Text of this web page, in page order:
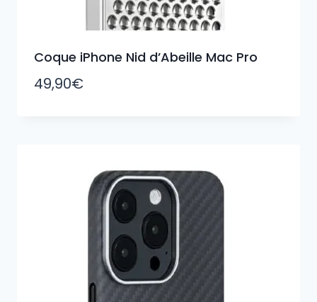
Coque iPhone Nid d’Abeille Mac Pro
49,90€